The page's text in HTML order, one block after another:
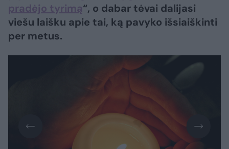
pradėjo tyrimą“, o dabar tėvai dalijasi
viešu laišku apie tai, ką pavyko išsiaiškinti
per metus.